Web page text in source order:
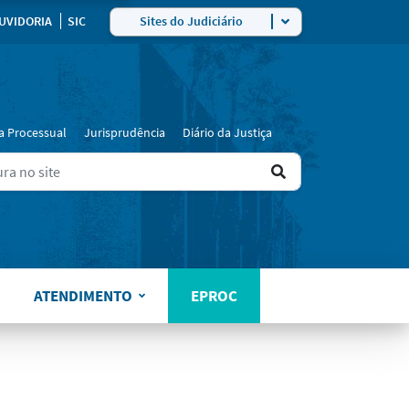
SIC Sites do Judiciário
Processual Jurisprudência Diário da Justiça
Ir
resultado
ATENDIMENTO EPROC